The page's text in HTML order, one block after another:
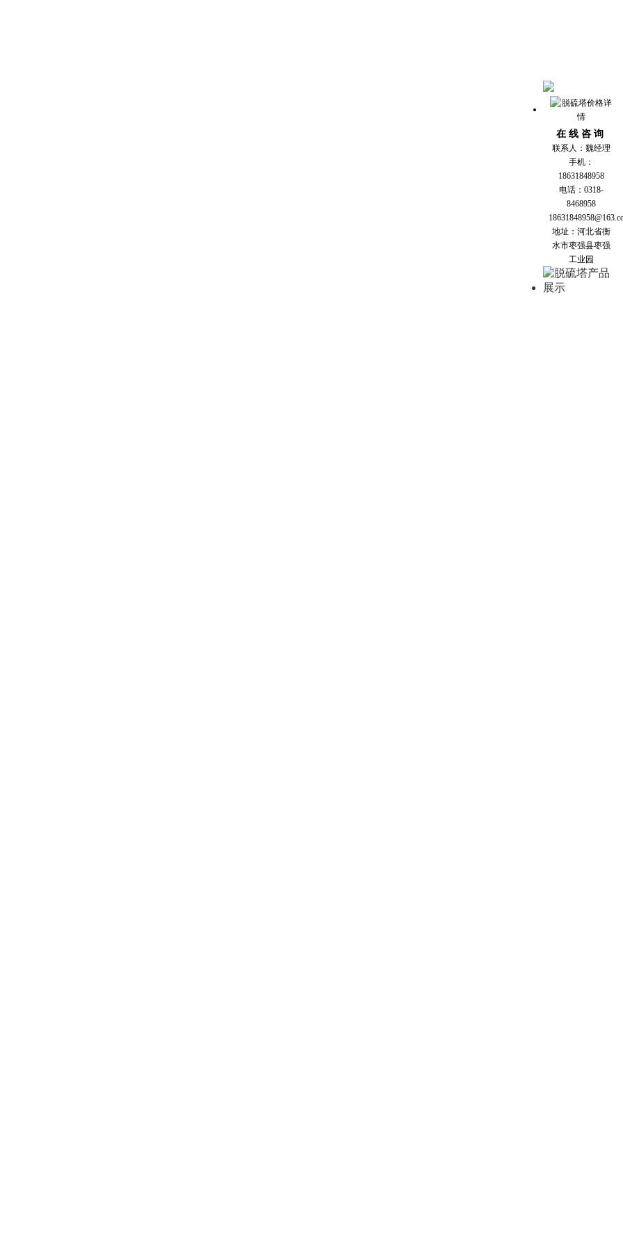
在 线 咨 询
联系人：魏经理
手机：
18631848958
电话：0318-
8468958
地址：河北省衡
水市枣强县枣强
工业园